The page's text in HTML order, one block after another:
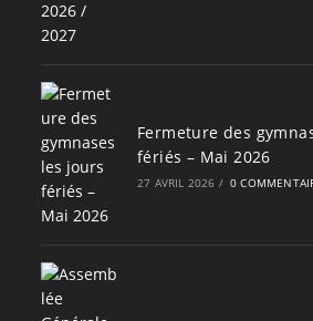
Fermeture des
fériés – Mai 2026
27 AVRIL 2026 / 0